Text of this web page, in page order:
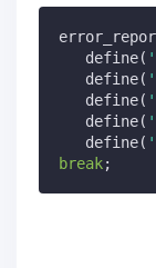
   define(
   define(
   define(
   define(
   define(
break;